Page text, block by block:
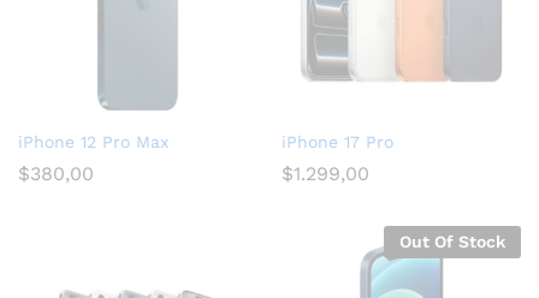
iPhone 12 Pro Max
$380,00
iPhone 17 Pro
$1.299,00
Out Of Stock